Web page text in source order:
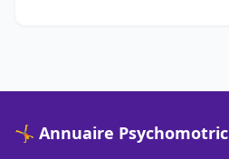
🤸 Annuaire